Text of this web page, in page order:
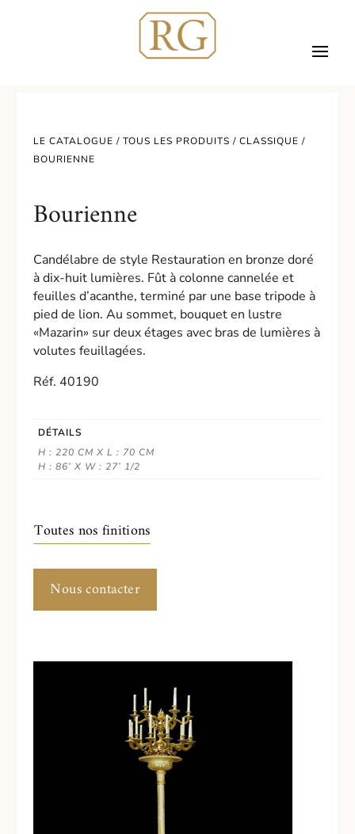
LE CATALOGUE /TOUS LES PRODUITS /CLASSIQUE /
BOURIENNE
Bourienne
Candélabre de style Restauration en bronze doré
à dix-huit lumières. Fût à colonne cannelée et
feuilles d’acanthe, terminé par une base tripode à
pied de lion. Au sommet, bouquet en lustre
«Mazarin» sur deux étages avec bras de lumières à
volutes feuillagées.
Réf. 40190
DÉTAILS
H : 220 CM X L : 70 CM
H : 86’ X W : 27’ 1/2
Toutes nos finitions
Nous contacter